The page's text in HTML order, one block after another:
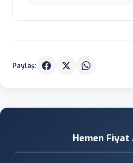
Paylaş:
Hemen Fiyat